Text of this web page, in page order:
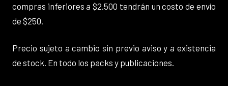
compras inferiores a $2.500 tendrán un costo de envío
de $250.
Precio sujeto a cambio sin previo aviso y a existencia
de stock. En todo los packs y publicaciones.